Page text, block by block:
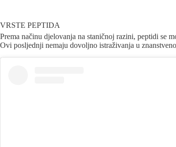
VRSTE PEPTIDA
Prema načinu djelovanja na staničnoj razini, peptidi se
Ovi posljednji nemaju dovoljno istraživanja u